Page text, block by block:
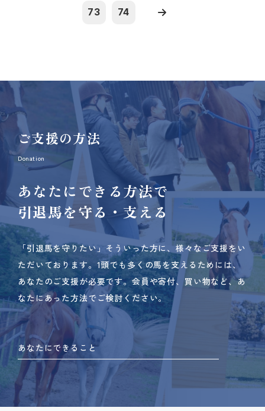
73 74
ご支援の方法
Donation
あなたにできる方法で
引退馬を守る・支える
「引退馬を守りたい」そういった方に、様々なご支援をい
ただいております。 1頭でも多くの馬を支えるためには、
あなたのご支援が必要です。 会員や寄付、買い物など、あ
なたにあった方法でご検討ください。
あなたにできること